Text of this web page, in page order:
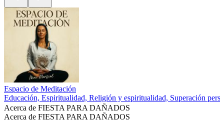
Espacio de Meditación
Educación, Espiritualidad, Religión y espiritualidad, Superación
Acerca de FIESTA PARA DAÑADOS
Acerca de FIESTA PARA DAÑADOS